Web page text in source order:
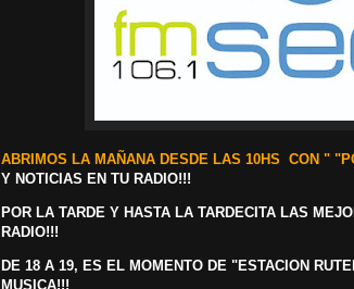
ABRIMOS LA MAÑANA DESDE LAS 10HS CON "
Y NOTICIAS EN TU RADIO!!!
POR LA TARDE Y HASTA LA TARDECITA LAS
RADIO!!!
DE 18 A 19, ES EL MOMENTO DE "ESTACION
MUSICA!!!